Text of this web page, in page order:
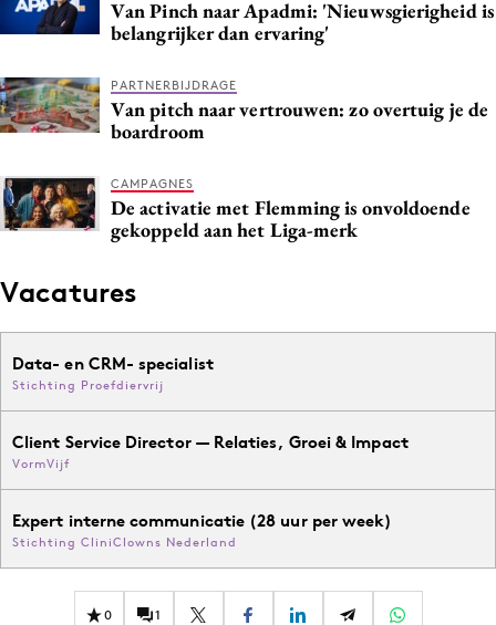
Van Pinch naar Apadmi: 'Nieuwsgierigheid is
belangrijker dan ervaring'
PARTNERBIJDRAGE
Van pitch naar vertrouwen: zo overtuig je de
boardroom
CAMPAGNES
De activatie met Flemming is onvoldoende
gekoppeld aan het Liga-merk
Vacatures
Data- en CRM- specialist
Stichting Proefdiervrij
Client Service Director — Relaties, Groei & Impact
VormVijf
Expert interne communicatie (28 uur per week)
Stichting CliniClowns Nederland
0 1